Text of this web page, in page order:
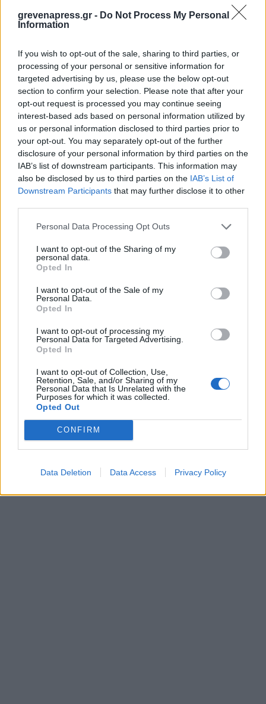
grevenapress.gr - Do Not Process My Personal
Information
If you wish to opt-out of the sale, sharing to third parties, or
processing of your personal or sensitive information for
targeted advertising by us, please use the below opt-out
section to confirm your selection. Please note that after your
opt-out request is processed you may continue seeing
interest-based ads based on personal information utilized by
us or personal information disclosed to third parties prior to
your opt-out. You may separately opt-out of the further
disclosure of your personal information by third parties on the
IAB’s list of downstream participants. This information may
also be disclosed by us to third parties on the IAB’s List of
Downstream Participants that may further disclose it to other
Personal Data Processing Opt Outs
I want to opt-out of the Sharing of my
personal data.
Opted In
I want to opt-out of the Sale of my
Personal Data.
Opted In
I want to opt-out of processing my
Personal Data for Targeted Advertising.
Opted In
I want to opt-out of Collection, Use,
Retention, Sale, and/or Sharing of my
Personal Data that Is Unrelated with the
Purposes for which it was collected.
Opted Out
CONFIRM
Data Deletion Data Access Privacy Policy